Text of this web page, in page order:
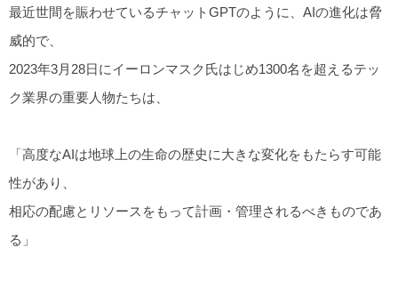
最近世間を賑わせているチャットGPTのように、AIの進化は脅
威的で、
2023年3月28日にイーロンマスク氏はじめ1300名を超えるテッ
ク業界の重要人物たちは、
「高度なAIは地球上の生命の歴史に大きな変化をもたらす可能
性があり、
相応の配慮とリソースをもって計画・管理されるべきものであ
る」